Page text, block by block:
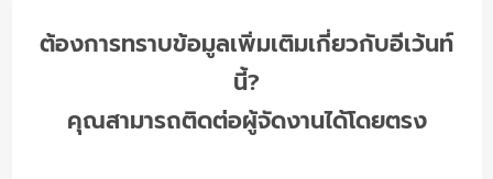
ต้องการทราบข้อมูลเพิ่มเติมเกี่ยวกับอีเว้นท์
นี้?
คุณสามารถติดต่อผู้จัดงานได้โดยตรง